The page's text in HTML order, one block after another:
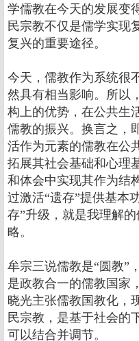
学儒教在今天的发展变
民宗教不仅是儒学实现
复兴的重要途径。
今天，儒教作为系统很
然具有相当影响。所以
构上的优势，在公共生
儒教的振兴。换言之，
活作为元素的儒教在公
拓展其社会基础和心理
和体会中实现其作为结
过激活“遗存”提供基本
存”升级，就是我理解
略。
牟宗三说儒教是“圆教”
是政教合一的儒教国家
晓光主张儒教国教化，
民宗教，是基于社会的
可以结合并调节。